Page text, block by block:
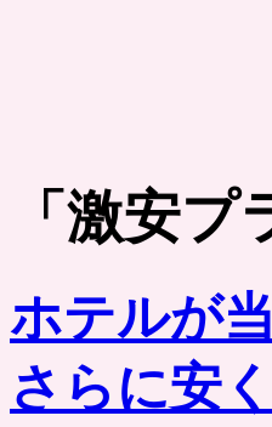
「 激安プ
ホテルが
さらに安